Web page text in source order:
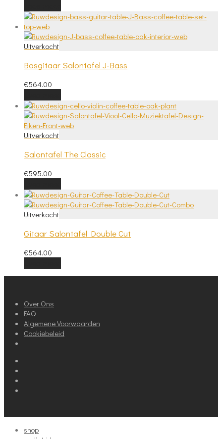
Basgitaar Salontafel J-Bass
€564.00
Salontafel The Classic
€595.00
Gitaar Salontafel Double Cut
€564.00
Over Ons
FAQ
Algemene Voorwaarden
Cookiebeleid
shop